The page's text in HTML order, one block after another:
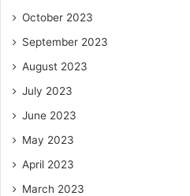
October 2023
September 2023
August 2023
July 2023
June 2023
May 2023
April 2023
March 2023